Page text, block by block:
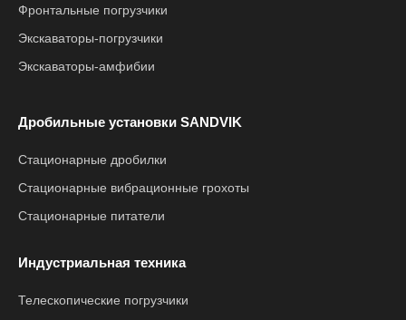
Фронтальные погрузчики
Экскаваторы-погрузчики
Экскаваторы-амфибии
Дробильные установки SANDVIK
Стационарные дробилки
Стационарные вибрационные грохоты
Стационарные питатели
Индустриальная техника
Телескопические погрузчики